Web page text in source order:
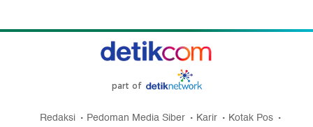
part of
Redaksi Pedoman Media Siber Karir Kotak Pos